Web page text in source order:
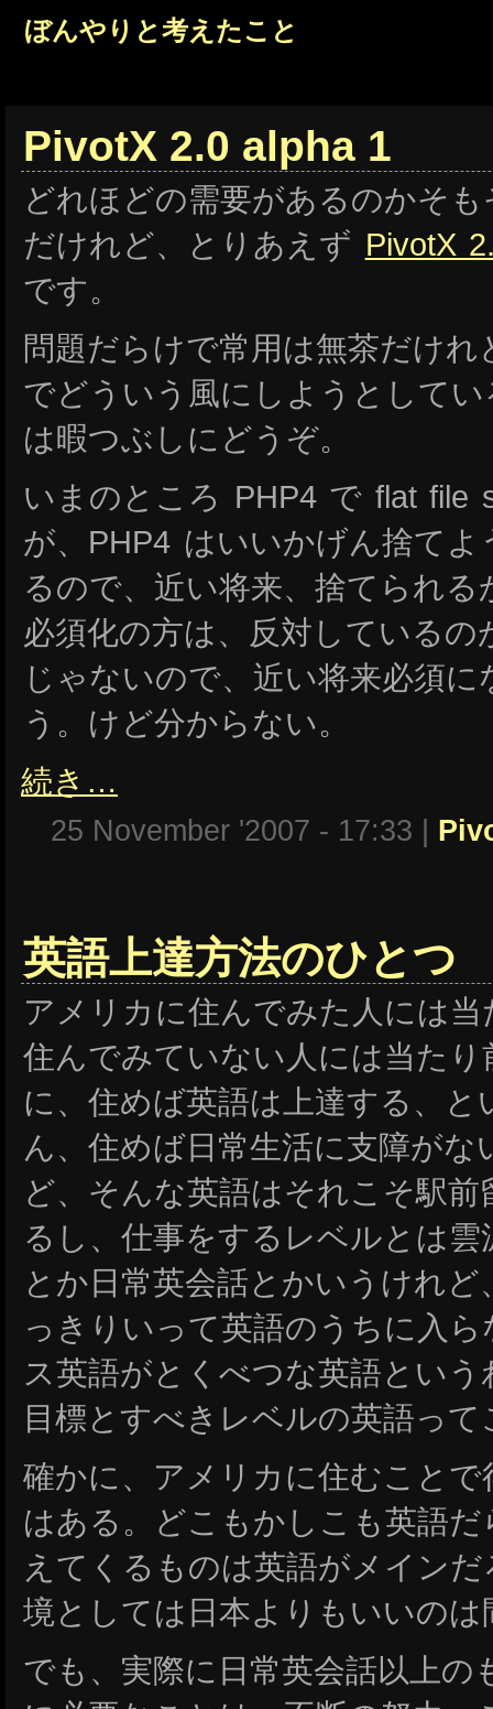
ぼんやりと考えたこと
PivotX 2.0 alpha 1
どれほどの需要があるのかそ
だけれど、とりあえず PivotX
です。
問題だらけで常用は無茶だけ
でどういう風にしようとして
は暇つぶしにどうぞ。
いまのところ PHP4 で flat file
が、PHP4 はいいかげん捨て
るので、近い将来、捨てられ
必須化の方は、反対している
じゃないので、近い将来必須
う。けど分からない。
続き…
25 November '2007 - 17:33 |
英語上達方法のひとつ
アメリカに住んでみた人には
住んでみていない人には当た
に、住めば英語は上達する、
ん、住めば日常生活に支障が
ど、そんな英語はそれこそ駅
るし、仕事をするレベルとは
とか日常英会話とかいうけれ
っきりいって英語のうちに入
ス英語がとくべつな英語とい
目標とすべきレベルの英語って
確かに、アメリカに住むこと
はある。どこもかしこも英語
えてくるものは英語がメイン
境としては日本よりもいいのは
でも、実際に日常英会話以上の